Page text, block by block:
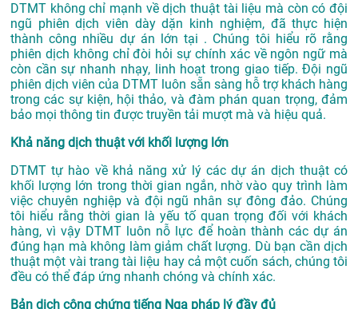
DTMT không chỉ mạnh về dịch thuật tài liệu mà còn có đội
ngũ phiên dịch viên dày dặn kinh nghiệm, đã thực hiện
thành công nhiều dự án lớn tại . Chúng tôi hiểu rõ rằng
phiên dịch không chỉ đòi hỏi sự chính xác về ngôn ngữ mà
còn cần sự nhanh nhạy, linh hoạt trong giao tiếp. Đội ngũ
phiên dịch viên của DTMT luôn sẵn sàng hỗ trợ khách hàng
trong các sự kiện, hội thảo, và đàm phán quan trọng, đảm
bảo mọi thông tin được truyền tải mượt mà và hiệu quả.
Khả năng dịch thuật với khối lượng lớn
DTMT tự hào về khả năng xử lý các dự án dịch thuật có
khối lượng lớn trong thời gian ngắn, nhờ vào quy trình làm
việc chuyên nghiệp và đội ngũ nhân sự đông đảo. Chúng
tôi hiểu rằng thời gian là yếu tố quan trọng đối với khách
hàng, vì vậy DTMT luôn nỗ lực để hoàn thành các dự án
đúng hạn mà không làm giảm chất lượng. Dù bạn cần dịch
thuật một vài trang tài liệu hay cả một cuốn sách, chúng tôi
đều có thể đáp ứng nhanh chóng và chính xác.
Bản dịch công chứng tiếng Nga pháp lý đầy đủ